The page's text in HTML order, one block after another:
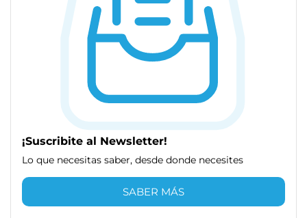
¡Suscribite al Newsletter!
Lo que necesitas saber, desde donde necesites
SABER MÁS